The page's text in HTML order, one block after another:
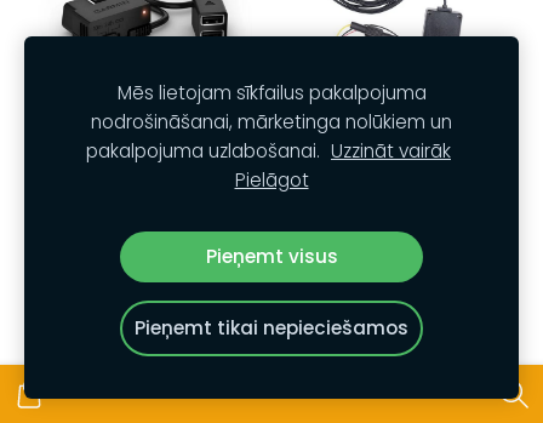
Garmin Nepārtrauktas
€49,00
Garmin Novietošanas
kabelis (USB-C)
€49,00
Mēs lietojam sīkfailus pakalpojuma
nodrošināšanai, mārketinga nolūkiem un
pakalpojuma uzlabošanai. Uzzināt vairāk
Pielāgot
Pieņemt visus
Pieņemt tikai nepieciešamos